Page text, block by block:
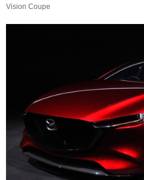
Vision Coupe